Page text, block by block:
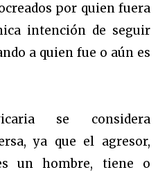
por quien fuera
intención de seguir
a quien fue o aún es
se considera
ya que el agresor,
un hombre, tiene o